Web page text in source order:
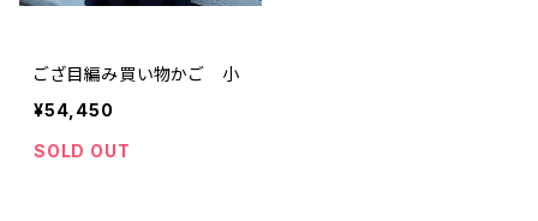
ござ目編み買い物かご 小
¥54,450
SOLD OUT